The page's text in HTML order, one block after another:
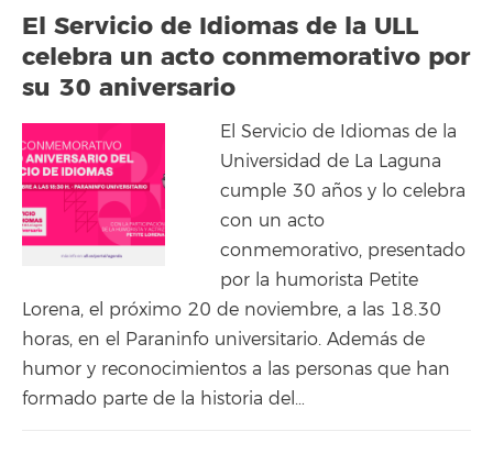
El Servicio de Idiomas de la ULL
celebra un acto conmemorativo por
su 30 aniversario
El Servicio de Idiomas de la
Universidad de La Laguna
cumple 30 años y lo celebra
con un acto
conmemorativo, presentado
por la humorista Petite
Lorena, el próximo 20 de noviembre, a las 18.30
horas, en el Paraninfo universitario. Además de
humor y reconocimientos a las personas que han
formado parte de la historia del…